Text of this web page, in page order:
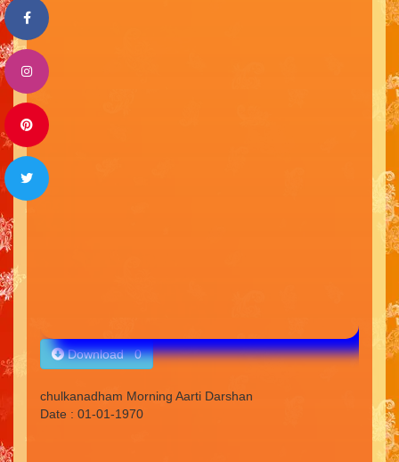
Download 0
chulkanadham Morning Aarti Darshan
Date : 01-01-1970